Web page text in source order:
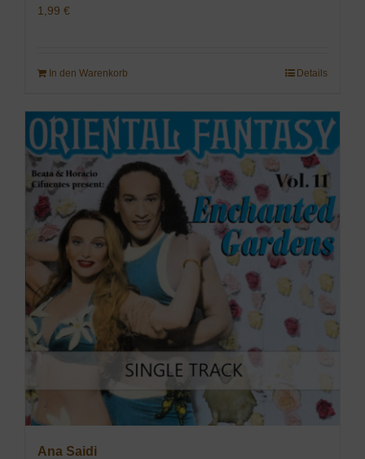
1,99 €
In den Warenkorb Details
Ana Saidi